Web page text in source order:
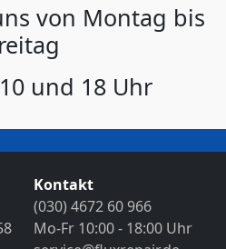
von Montag bis
und 18 Uhr
Kontakt
(030) 4672 60 966
Mo-Fr 10:00 - 18:00 Uhr